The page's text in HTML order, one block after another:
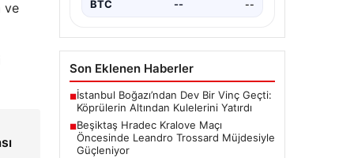
ve
BTC -- --
Son Eklenen Haberler
■İstanbul Boğazı’ndan Dev Bir Vinç Geçti:
Köprülerin Altından Kulelerini Yatırdı
■Beşiktaş Hradec Kralove Maçı
Öncesinde Leandro Trossard Müjdesiyle
Güçleniyor